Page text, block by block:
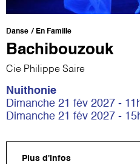
Danse En Famille
Bachibouzouk
Cie Philippe Saire
Nuithonie
Dimanche 21 fév 2027 -
Dimanche 21 fév 2027 -
Plus d'infos